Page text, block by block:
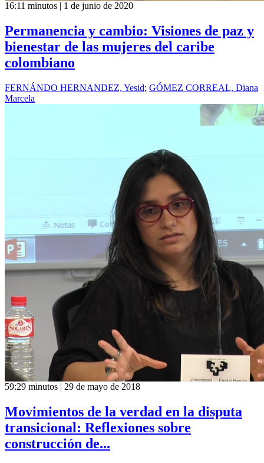
16:11 minutos | 1 de junio de 2020
Permanencia y cambio: Visiones de paz y
bienestar de las mujeres del caribe
colombiano
FERNÁNDO HERNANDEZ, Yesid; GÓMEZ CORREAL, Diana
Marcela
59:29 minutos | 29 de mayo de 2018
Movimientos de la verdad en la disputa
transicional: Reflexiones sobre
construcción de...